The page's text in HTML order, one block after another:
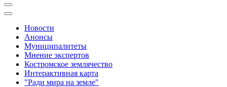
Новости
Анонсы
Муниципалитеты
Мнение экспертов
Костромское землячество
Интерактивная карта
"Ради мира на земле"